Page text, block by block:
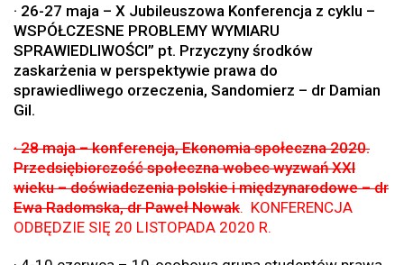
· 26-27 maja – X Jubileuszowa Konferencja z cyklu –
WSPÓŁCZESNE PROBLEMY WYMIARU
SPRAWIEDLIWOŚCI” pt. Przyczyny środków
zaskarżenia w perspektywie prawa do
sprawiedliwego orzeczenia, Sandomierz – dr Damian
Gil.
· 28 maja – konferencja, Ekonomia społeczna 2020.
Przedsiębiorczość społeczna wobec wyzwań XXI
wieku – doświadczenia polskie i międzynarodowe – dr
Ewa Radomska, dr Paweł Nowak. KONFERENCJA
ODBĘDZIE SIĘ 20 LISTOPADA 2020 R.